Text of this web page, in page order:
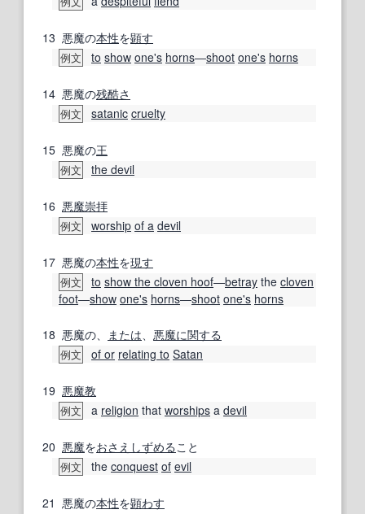
13 悪魔の本性を顕す
例文 to show one's horns―shoot one's horns
14 悪魔の残酷さ
例文 satanic cruelty
15 悪魔の王
例文 the devil
16 悪魔崇拝
例文 worship of a devil
17 悪魔の本性を現す
例文 to show the cloven hoof―betray the cloven
foot―show one's horns―shoot one's horns
18 悪魔の、 または 悪魔に関する
例文 of or relating to Satan
19 悪魔教
例文 a religion that worships a devil
20 悪魔をおさえ しずめる こと
例文 the conquest of evil
21 悪魔の本性を顕わす